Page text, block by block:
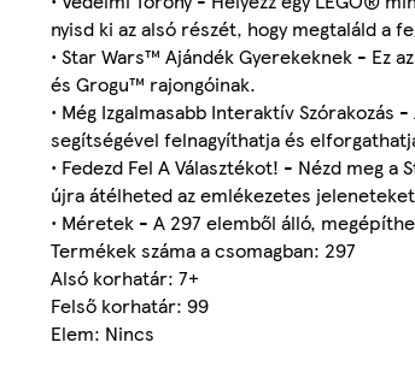
nyisd ki az alsó részét, hogy megtaláld a
• Star Wars™ Ajándék Gyerekeknek - Ez
és Grogu™ rajongóinak.
• Még Izgalmasabb Interaktív
segítségével felnagyíthatja és
• Fedezd Fel A Választékot! - Nézd meg
újra átélheted az emlékezetes
• Méretek - A 297 elemből álló,
Termékek száma a csomagban: 297
Alsó korhatár: 7+
Felső korhatár: 99
Elem: Nincs